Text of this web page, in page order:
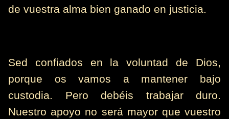
de vuestra alma bien ganado en justicia.
Sed confiados en la voluntad de Dios,
porque os vamos a mantener bajo
custodia. Pero debéis trabajar duro.
Nuestro apoyo no será mayor que vuestro